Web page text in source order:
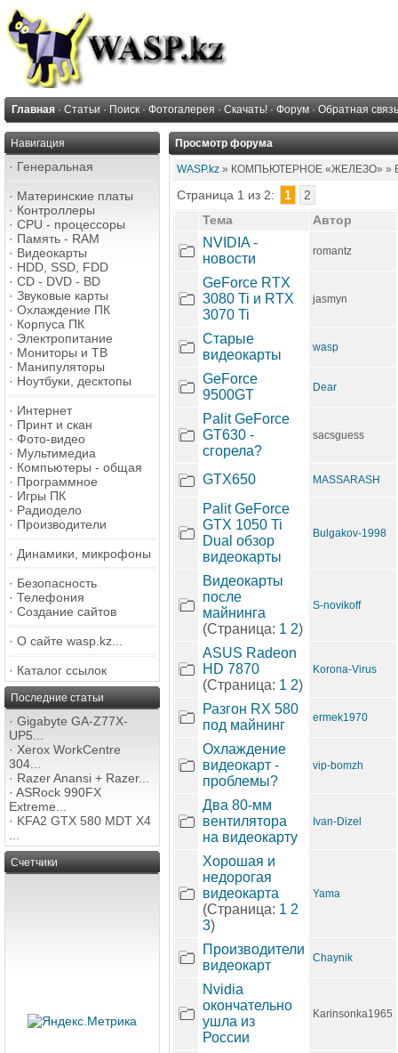
Главная · Статьи · Поиск · Фотогалерея · Скачать! · Форум · Обратная связь
Навигация
· Генеральная
· Материнские платы
· Контроллеры
· CPU - процессоры
· Память - RAM
· Видеокарты
· HDD, SSD, FDD
· CD - DVD - BD
· Звуковые карты
· Охлаждение ПК
· Корпуса ПК
· Электропитание
· Мониторы и ТВ
· Манипуляторы
· Ноутбуки, десктопы
· Интернет
· Принт и скан
· Фото-видео
· Мультимедиа
· Компьютеры - общая
· Программное
· Игры ПК
· Радиодело
· Производители
· Динамики, микрофоны
· Безопасность
· Телефония
· Создание сайтов
· О сайте wasp.kz...
· Каталог ссылок
Последние статьи
· Gigabyte GA-Z77X-
UP5...
· Xerox WorkCentre
304...
· Razer Anansi + Razer...
· ASRock 990FX
Extreme...
· KFA2 GTX 580 MDT X4
Счетчики
Просмотр форума
WASP.kz » КОМПЬЮТЕРНОЕ «ЖЕЛЕЗО» »
Страница 1 из 2: 1
2
Тема
Автор
NVIDIA -
новости
romantz
GeForce RTX
3080 Ti и RTX
3070 Ti
jasmyn
Старые
видеокарты
wasp
GeForce
9500GT
Dear
Palit GeForce
GT630 -
сгорела?
sacsguess
GTX650 MASSARASH
Palit GeForce
GTX 1050 Ti
Dual обзор
видеокарты
Bulgakov-1998
Видеокарты
после
майнинга
(Страница: 1 2)
S-novikoff
ASUS Radeon
HD 7870
(Страница: 1 2)
Korona-Virus
Разгон RX 580
под майнинг
ermek1970
Охлаждение
видеокарт -
проблемы?
vip-bomzh
Два 80-мм
вентилятора
на видеокарту
Ivan-Dizel
Хорошая и
недорогая
видеокарта
(Страница: 1 2
3)
Yama
Производители
видеокарт
Chaynik
Nvidia
окончательно
ушла из
России
Karinsonka1965